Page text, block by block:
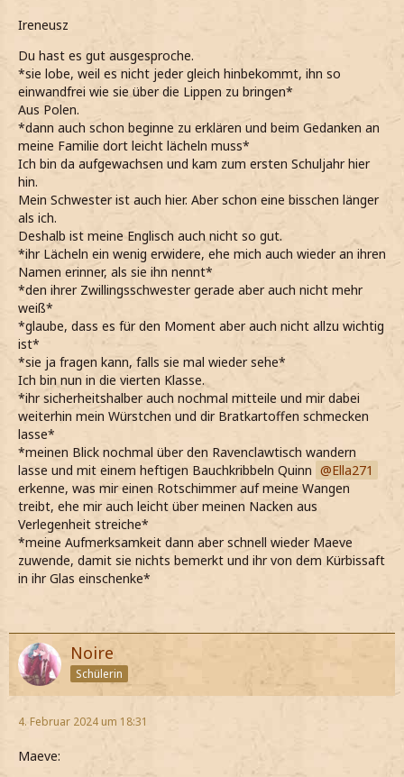
Ireneusz
Du hast es gut ausgesproche.
*sie lobe, weil es nicht jeder gleich hinbekommt, ihn so
einwandfrei wie sie über die Lippen zu bringen*
Aus Polen.
*dann auch schon beginne zu erklären und beim Gedanken an
meine Familie dort leicht lächeln muss*
Ich bin da aufgewachsen und kam zum ersten Schuljahr hier
hin.
Mein Schwester ist auch hier. Aber schon eine bisschen länger
als ich.
Deshalb ist meine Englisch auch nicht so gut.
*ihr Lächeln ein wenig erwidere, ehe mich auch wieder an ihren
Namen erinner, als sie ihn nennt*
*den ihrer Zwillingsschwester gerade aber auch nicht mehr
weiß*
*glaube, dass es für den Moment aber auch nicht allzu wichtig
ist*
*sie ja fragen kann, falls sie mal wieder sehe*
Ich bin nun in die vierten Klasse.
*ihr sicherheitshalber auch nochmal mitteile und mir dabei
weiterhin mein Würstchen und dir Bratkartoffen schmecken
lasse*
*meinen Blick nochmal über den Ravenclawtisch wandern
lasse und mit einem heftigen Bauchkribbeln Quinn
Ella271
erkenne, was mir einen Rotschimmer auf meine Wangen
treibt, ehe mir auch leicht über meinen Nacken aus
Verlegenheit streiche*
*meine Aufmerksamkeit dann aber schnell wieder Maeve
zuwende, damit sie nichts bemerkt und ihr von dem Kürbissaft
in ihr Glas einschenke*
Noire
Schülerin
4. Februar 2024 um 18:31
Maeve: